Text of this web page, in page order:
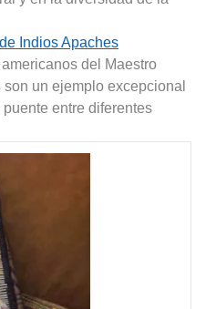
Indios Apaches
del Maestro
un ejemplo excepcional
entre diferentes